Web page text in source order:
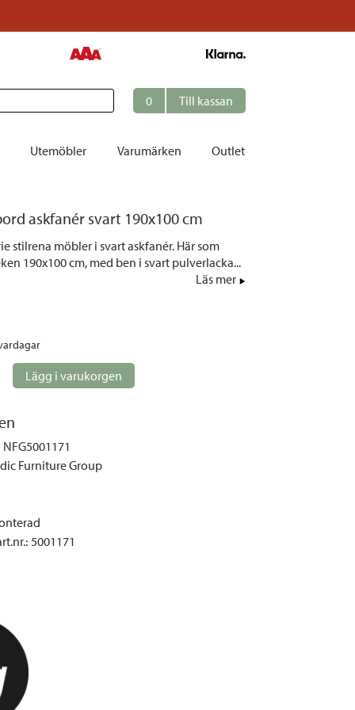
0 Till kassan
Utemöbler
och tält
Varumärken Outlet
askfanér svart 190x100 cm
stilrena möbler i svart askfanér. Här som
190x100 cm, med ben i svart pulverlacka...
Läs mer
Lägg i varukorgen
NFG5001171
Furniture Group
: 5001171